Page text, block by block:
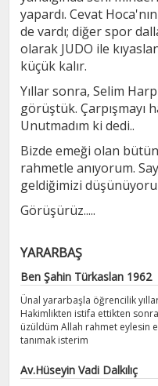
yapardı. Cevat
de vardı; diğer spor
olarak JUDO ile
küçük kalır.
Yıllar sonra, Selim
görüştük. Çarpışmayı
Unutmadım ki dedi..
Bizde emeği olan
rahmetle anıyorum.
geldiğimizi
Görüşürüz.....
Rifat
YARARBAŞ
Ben Şahin Türkaslan 1962
Ünal yararbaşla öğrencilik
Hakimlikten istifa ettikten
üzüldüm Allah rahmet eylesin
tanımak isterim
Av.Hüseyin Vadi Dalkılıç